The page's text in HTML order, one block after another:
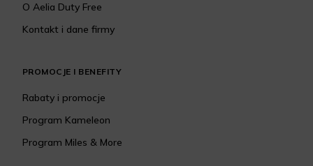
O Aelia Duty Free
Kontakt i dane firmy
PROMOCJE I BENEFITY
Rabaty i promocje
Program Kameleon
Program Miles & More